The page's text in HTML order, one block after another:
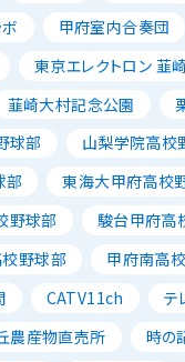
甲府室内合奏団
東京エレクトロン 韮
韮崎大村記念公園
球部
山梨学院高校
部
東海大甲府高校
野球部
駿台甲府高
野球部
甲府南高
CATV11ch
テ
農産物直売所
時の